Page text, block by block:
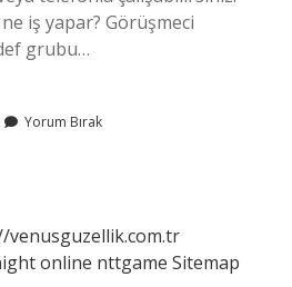
iş yapar? Görüşmeci
grubu…
Yorum Bırak
venusguzellik.com.tr
online nttgame Sitemap